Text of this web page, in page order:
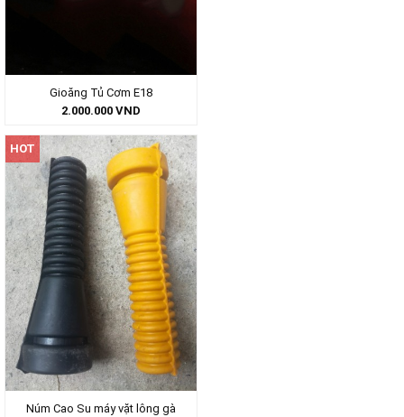
Gioăng Tủ Cơm E18
2.000.000 VND
HOT
Núm Cao Su máy vặt lông gà